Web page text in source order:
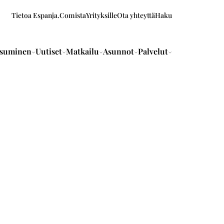
Tietoa Espanja.ComistaYrityksilleOta yhteyttäHaku
Uutiset Matkailu Asunnot Palvelut